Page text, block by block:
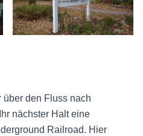
über den Fluss nach
nächster Halt eine
Railroad. Hier